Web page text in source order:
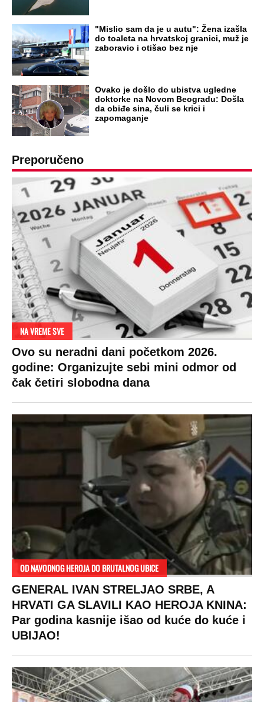
NA VREME SVE
Ovo su neradni dani početkom 2026.
godine: Organizujte sebi mini odmor od
čak četiri slobodna dana
OD NAVODNOG HEROJA DO BRUTALNOG UBICE
GENERAL IVAN STRELJAO SRBE, A
HRVATI GA SLAVILI KAO HEROJA KNINA:
Par godina kasnije išao od kuće do kuće i
UBIJAO!
DRAMA ZBOG LJUBAVNE PRIČE
Zbog svadbe trudne Srpkinje i Albanca
proradio nacionalizam! Popljuvali ih samo
tako: "Ti si svoje srpsko izdala"